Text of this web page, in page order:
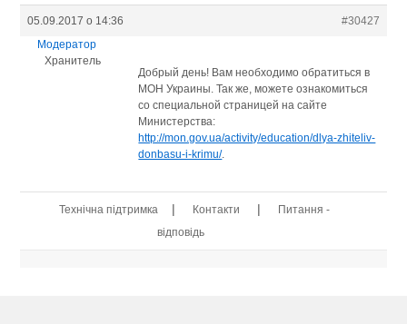
05.09.2017 о 14:36
#30427
Модератор
Хранитель
Добрый день! Вам необходимо обратиться в
МОН Украины. Так же, можете ознакомиться
со специальной страницей на сайте
Министерства:
http://mon.gov.ua/activity/education/dlya-zhiteliv-
donbasu-i-krimu/.
Технічна підтримка | Контакти |
Питання -
відповідь